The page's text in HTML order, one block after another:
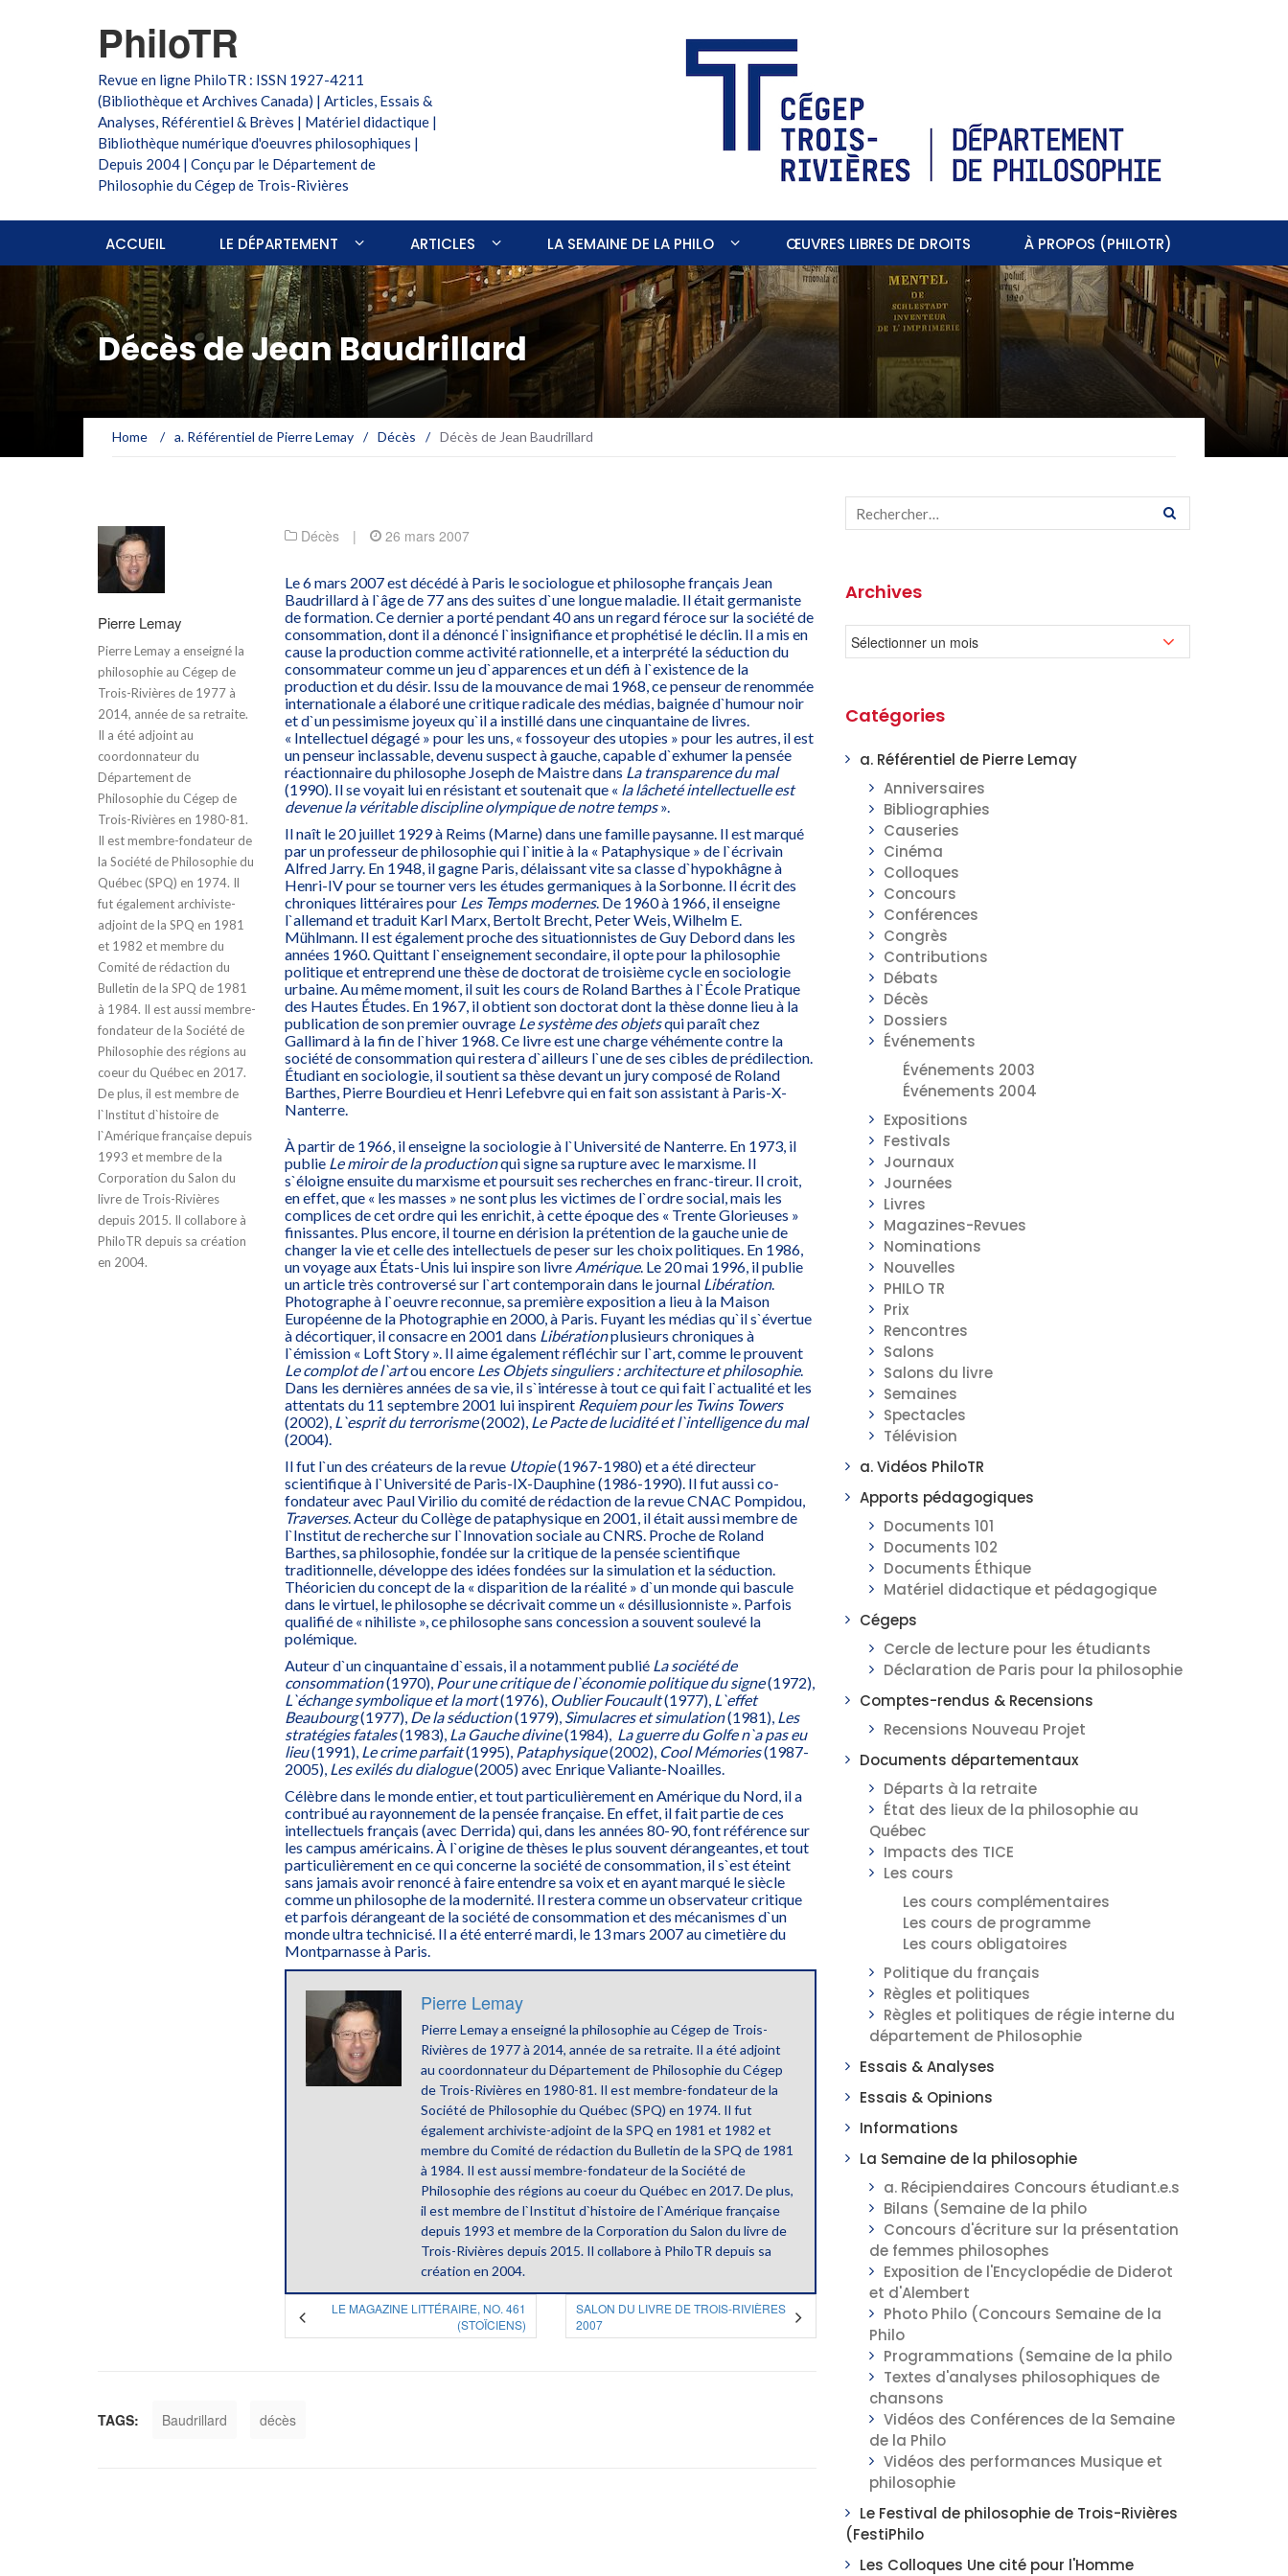
PhiloTR
Revue en ligne PhiloTR : ISSN 1927-4211
(Bibliothèque et Archives Canada) | Articles, Essais &
Analyses, Référentiel & Brèves | Matériel didactique |
Bibliothèque numérique d'oeuvres philosophiques |
Depuis 2004 | Conçu par le Département de
Philosophie du Cégep de Trois-Rivières
ACCUEIL LE DÉPARTEMENT ARTICLES LA SEMAINE DE LA PHILO ŒUVRES LIBRES DE DROITS À PROPOS (PHILOTR)
Décès de Jean Baudrillard
Home / a. Référentiel de Pierre Lemay / Décès / Décès de Jean Baudrillard
Pierre Lemay
Pierre Lemay a enseigné la
philosophie au Cégep de
Trois-Rivières de 1977 à
2014, année de sa retraite.
Il a été adjoint au
coordonnateur du
Département de
Philosophie du Cégep de
Trois-Rivières en 1980-81.
Il est membre-fondateur de
la Société de Philosophie du
Québec (SPQ) en 1974. Il
fut également archiviste-
adjoint de la SPQ en 1981
et 1982 et membre du
Comité de rédaction du
Bulletin de la SPQ de 1981
à 1984. Il est aussi membre-
fondateur de la Société de
Philosophie des régions au
coeur du Québec en 2017.
De plus, il est membre de
l`Institut d`histoire de
l`Amérique française depuis
1993 et membre de la
Corporation du Salon du
livre de Trois-Rivières
depuis 2015. Il collabore à
PhiloTR depuis sa création
en 2004.
Décès | 26 mars 2007
Le 6 mars 2007 est décédé à Paris le sociologue et philosophe français Jean
Baudrillard à l`âge de 77 ans des suites d`une longue maladie. Il était germaniste
de formation. Ce dernier a porté pendant 40 ans un regard féroce sur la société de
consommation, dont il a dénoncé l`insignifiance et prophétisé le déclin. Il a mis en
cause la production comme activité rationnelle, et a interprété la séduction du
consommateur comme un jeu d`apparences et un défi à l`existence de la
production et du désir. Issu de la mouvance de mai 1968, ce penseur de renommée
internationale a élaboré une critique radicale des médias, baignée d`humour noir
et d`un pessimisme joyeux qu`il a instillé dans une cinquantaine de livres.
« Intellectuel dégagé » pour les uns, « fossoyeur des utopies » pour les autres, il est
un penseur inclassable, devenu suspect à gauche, capable d`exhumer la pensée
réactionnaire du philosophe Joseph de Maistre dans La transparence du mal
(1990). Il se voyait lui en résistant et soutenait que « la lâcheté intellectuelle est
devenue la véritable discipline olympique de notre temps».
Il naît le 20 juillet 1929 à Reims (Marne) dans une famille paysanne. Il est marqué
par un professeur de philosophie qui l`initie à la « Pataphysique » de l`écrivain
Alfred Jarry. En 1948, il gagne Paris, délaissant vite sa classe d`hypokhâgne à
Henri-IV pour se tourner vers les études germaniques à la Sorbonne. Il écrit des
chroniques littéraires pour Les Temps modernes. De 1960 à 1966, il enseigne
l`allemand et traduit Karl Marx, Bertolt Brecht, Peter Weis, Wilhelm E.
Mühlmann. Il est également proche des situationnistes de Guy Debord dans les
années 1960. Quittant l`enseignement secondaire, il opte pour la philosophie
politique et entreprend une thèse de doctorat de troisième cycle en sociologie
urbaine. Au même moment, il suit les cours de Roland Barthes à l`École Pratique
des Hautes Études. En 1967, il obtient son doctorat dont la thèse donne lieu à la
publication de son premier ouvrage Le système des objetsqui paraît chez
Gallimard à la fin de l`hiver 1968. Ce livre est une charge véhémente contre la
société de consommation qui restera d`ailleurs l`une de ses cibles de prédilection.
Étudiant en sociologie, il soutient sa thèse devant un jury composé de Roland
Barthes, Pierre Bourdieu et Henri Lefebvre qui en fait son assistant à Paris-X-
Nanterre.
À partir de 1966, il enseigne la sociologie à l`Université de Nanterre. En 1973, il
publie Le miroir de la productionqui signe sa rupture avec le marxisme. Il
s`éloigne ensuite du marxisme et poursuit ses recherches en franc-tireur. Il croit,
en effet, que « les masses » ne sont plus les victimes de l`ordre social, mais les
complices de cet ordre qui les enrichit, à cette époque des « Trente Glorieuses »
finissantes. Plus encore, il tourne en dérision la prétention de la gauche unie de
changer la vie et celle des intellectuels de peser sur les choix politiques. En 1986,
un voyage aux États-Unis lui inspire son livre Amérique. Le 20 mai 1996, il publie
un article très controversé sur l`art contemporain dans le journal Libération.
Photographe à l`oeuvre reconnue, sa première exposition a lieu à la Maison
Européenne de la Photographie en 2000, à Paris. Fuyant les médias qu`il s`évertue
à décortiquer, il consacre en 2001 dans Libérationplusieurs chroniques à
l`émission « Loft Story ». Il aime également réfléchir sur l`art, comme le prouvent
Le complot de l`artou encore Les Objets singuliers : architecture et philosophie.
Dans les dernières années de sa vie, il s`intéresse à tout ce qui fait l`actualité et les
attentats du 11 septembre 2001 lui inspirent Requiem pour les Twins Towers
(2002), L`esprit du terrorisme(2002), Le Pacte de lucidité et l`intelligence du mal
(2004).
Il fut l`un des créateurs de la revue Utopie(1967-1980) et a été directeur
scientifique à l`Université de Paris-IX-Dauphine (1986-1990). Il fut aussi co-
fondateur avec Paul Virilio du comité de rédaction de la revue CNAC Pompidou,
Traverses. Acteur du Collège de pataphysique en 2001, il était aussi membre de
l`Institut de recherche sur l`Innovation sociale au CNRS. Proche de Roland
Barthes, sa philosophie, fondée sur la critique de la pensée scientifique
traditionnelle, développe des idées fondées sur la simulation et la séduction.
Théoricien du concept de la « disparition de la réalité » d`un monde qui bascule
dans le virtuel, le philosophe se décrivait comme un « désillusionniste ». Parfois
qualifié de « nihiliste », ce philosophe sans concession a souvent soulevé la
polémique.
Auteur d`un cinquantaine d`essais, il a notamment publié La société de
consommation(1970), Pour une critique de l`économie politique du signe(1972),
L`échange symbolique et la mort(1976), Oublier Foucault(1977), L`effet
Beaubourg(1977), De la séduction(1979), Simulacres et simulation(1981), Les
stratégies fatales(1983), La Gauche divine(1984), La guerre du Golfe n`a pas eu
lieu(1991), Le crime parfait(1995), Pataphysique(2002), Cool Mémories(1987-
2005), Les exilés du dialogue(2005) avec Enrique Valiante-Noailles.
Célèbre dans le monde entier, et tout particulièrement en Amérique du Nord, il a
contribué au rayonnement de la pensée française. En effet, il fait partie de ces
intellectuels français (avec Derrida) qui, dans les années 80-90, font référence sur
les campus américains. À l`origine de thèses le plus souvent dérangeantes, et tout
particulièrement en ce qui concerne la société de consommation, il s`est éteint
sans jamais avoir renoncé à faire entendre sa voix et en ayant marqué le siècle
comme un philosophe de la modernité. Il restera comme un observateur critique
et parfois dérangeant de la société de consommation et des mécanismes d`un
monde ultra technicisé. Il a été enterré mardi, le 13 mars 2007 au cimetière du
Montparnasse à Paris.
Pierre Lemay
Pierre Lemay a enseigné la philosophie au Cégep de Trois-
Rivières de 1977 à 2014, année de sa retraite. Il a été adjoint
au coordonnateur du Département de Philosophie du Cégep
de Trois-Rivières en 1980-81. Il est membre-fondateur de la
Société de Philosophie du Québec (SPQ) en 1974. Il fut
également archiviste-adjoint de la SPQ en 1981 et 1982 et
membre du Comité de rédaction du Bulletin de la SPQ de 1981
à 1984. Il est aussi membre-fondateur de la Société de
Philosophie des régions au coeur du Québec en 2017. De plus,
il est membre de l`Institut d`histoire de l`Amérique française
depuis 1993 et membre de la Corporation du Salon du livre de
Trois-Rivières depuis 2015. Il collabore à PhiloTR depuis sa
création en 2004.
LE MAGAZINE LITTÉRAIRE, NO. 461
(STOÏCIENS)
SALON DU LIVRE DE TROIS-RIVIÈRES
2007
TAGS: Baudrillard décès
Archives
Catégories
a. Référentiel de Pierre Lemay
Anniversaires
Bibliographies
Causeries
Cinéma
Colloques
Concours
Conférences
Congrès
Contributions
Débats
Décès
Dossiers
Événements
Événements 2003
Événements 2004
Expositions
Festivals
Journaux
Journées
Livres
Magazines-Revues
Nominations
Nouvelles
PHILO TR
Prix
Rencontres
Salons
Salons du livre
Semaines
Spectacles
Télévision
a. Vidéos PhiloTR
Apports pédagogiques
Documents 101
Documents 102
Documents Éthique
Matériel didactique et pédagogique
Cégeps
Cercle de lecture pour les étudiants
Déclaration de Paris pour la philosophie
Comptes-rendus & Recensions
Recensions Nouveau Projet
Documents départementaux
Départs à la retraite
État des lieux de la philosophie au
Québec
Impacts des TICE
Les cours
Les cours complémentaires
Les cours de programme
Les cours obligatoires
Politique du français
Règles et politiques
Règles et politiques de régie interne du
département de Philosophie
Essais & Analyses
Essais & Opinions
Informations
La Semaine de la philosophie
a. Récipiendaires Concours étudiant.e.s
Bilans (Semaine de la philo
Concours d'écriture sur la présentation
de femmes philosophes
Exposition de l'Encyclopédie de Diderot
et d'Alembert
Photo Philo (Concours Semaine de la
Philo
Programmations (Semaine de la philo
Textes d'analyses philosophiques de
chansons
Vidéos des Conférences de la Semaine
de la Philo
Vidéos des performances Musique et
philosophie
Le Festival de philosophie de Trois-Rivières
(FestiPhilo
Les Colloques Une cité pour l'Homme